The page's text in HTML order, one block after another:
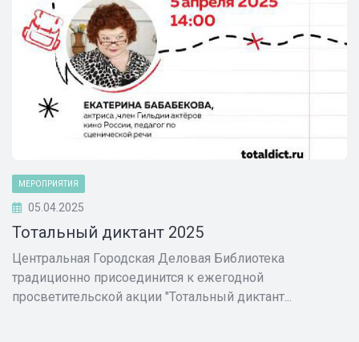
МЕРОПРИЯТИЯ
05.04.2025
Тотальный диктант 2025
Центральная Городская Деловая Библиотека
традиционно присоединится к ежегодной
просветительской акции "Тотальный диктант...